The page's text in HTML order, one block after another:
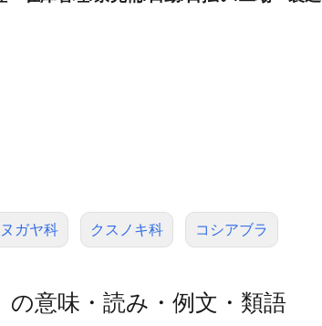
ガヤ科 クスノキ科 コシアブラ
の意味・読み・例文・類語